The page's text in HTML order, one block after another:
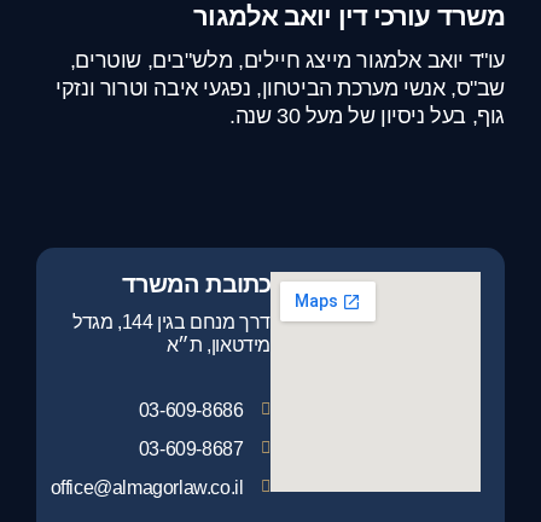
משרד עורכי דין יואב אלמגור
עו"ד יואב אלמגור מייצג חיילים, מלש"בים, שוטרים,
שב"ס, אנשי מערכת הביטחון, נפגעי איבה וטרור ונזקי
גוף, בעל ניסיון של מעל 30 שנה.
כתובת המשרד
דרך מנחם בגין 144, מגדל
מידטאון, ת״א
03-609-8686
03-609-8687
office@almagorlaw.co.il